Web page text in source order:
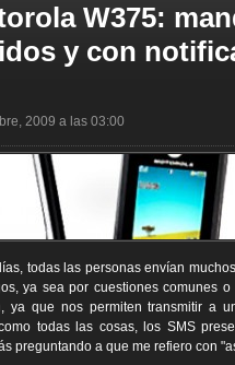
W375:
y con
2009 a las 03:00
todas las personas envían
ya sea por cuestiones comunes
ya que nos permiten transmitir a
todas las cosas, los SMS
preguntando a que me refiero con